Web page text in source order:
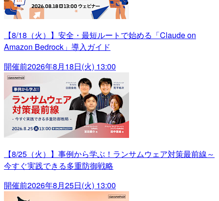
【8/18（火）】安全・最短ルートで始める「Claude on
Amazon Bedrock」導入ガイド
開催前2026年8月18日(火) 13:00
【8/25（火）】事例から学ぶ！ランサムウェア対策最前線～
今すぐ実践できる多重防御戦略
開催前2026年8月25日(火) 13:00